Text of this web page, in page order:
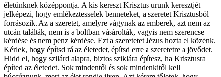
életünknek középpontja. A kis kereszt Krisztus urunk keresztjét
jelképezi, hogy emlékeztesselek benneteket, a szeretet Krisztusból
forrásozik. Az a szeretet, amelyre vágynak az emberek, azt nem az
utcán találták, nem is a boltban vásárolták, vagyis nem szerencse
kérdése és nem pénz kérdése. Ezt a szeretetet Jézus hozta el közénk.
Kérlek, hogy építsd rá az életedet, építsd erre a szeretetre a jövődet.
Hidd el, hogy szilárd alapra, biztos sziklára építesz, ha Krisztusra
építed az életedet. Sok mindentől és sok mindenkitől kell